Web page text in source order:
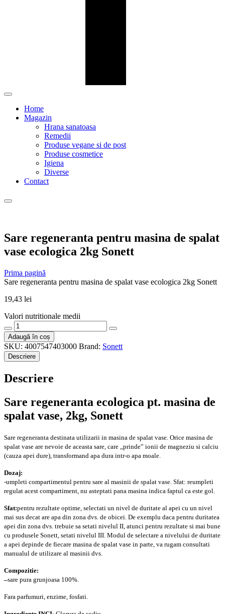
Home
Magazin
Hrana sanatoasa
Remedii
Produse vegane si de post
Produse cosmetice
Igiena
Diverse
Contact
Sare regeneranta pentru masina de spalat
vase ecologica 2kg Sonett
Prima pagină
Sare regeneranta pentru masina de spalat vase ecologica 2kg Sonett
19,43 lei
Valori nutritionale medii
Cantitate
Sare
regeneranta
pentru
masina
spalat
ecologica
2kg
Sonett
Adaugă în coș
SKU: 4007547403000 Brand: Sonett
Descriere
Descriere
Sare regeneranta ecologica pt. masina de
spalat vase, 2kg, Sonett
Sare regeneranta destinata utilizarii in masina de spalat vase. Orice masina de
spalat vase are nevoie de aceasta sare, care „prinde” ionii de magneziu si calciu
(cauza apei dure), transformand apa dura intr-o apa moale.
Dozaj:
-umpleti compartimentul pentru sare al masinii de spalat vase. Sfat: reumpleti
regulat acest compartiment, nu asteptati pana masina indica faptul ca este gol.
Sfat:pentru rezultate optime, selectati un nivel de duritate al apei cu un nivel
mai sus decat are apa din zona dvs. de obicei. De exemplu daca pentru duritatea
apei din zona dvs. trebuie sa setati nivelul II, atunci pentru rezultate si mai bune
cu produsele Sonett, setati nivelul III. Modul de selectare a nivelului de duritate
a apei depinde de fiecare masina de spalat vase in parte, va rugam consultati
manualul de utilizare al masinii dvs.
Compozitie:
–sare pura grunjoasa 100%.
Fara parfumuri, enzime, fosfati.